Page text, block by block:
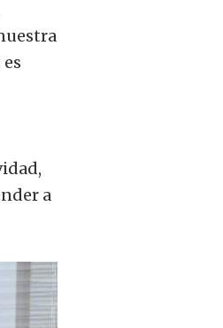
a